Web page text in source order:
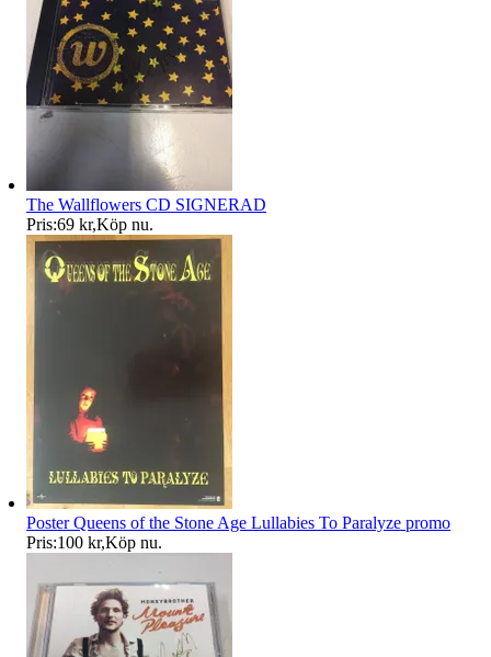
The Wallflowers CD SIGNERAD
Pris:69 kr,Köp nu.
Poster Queens of the Stone Age Lullabies To Paralyze promo
Pris:100 kr,Köp nu.